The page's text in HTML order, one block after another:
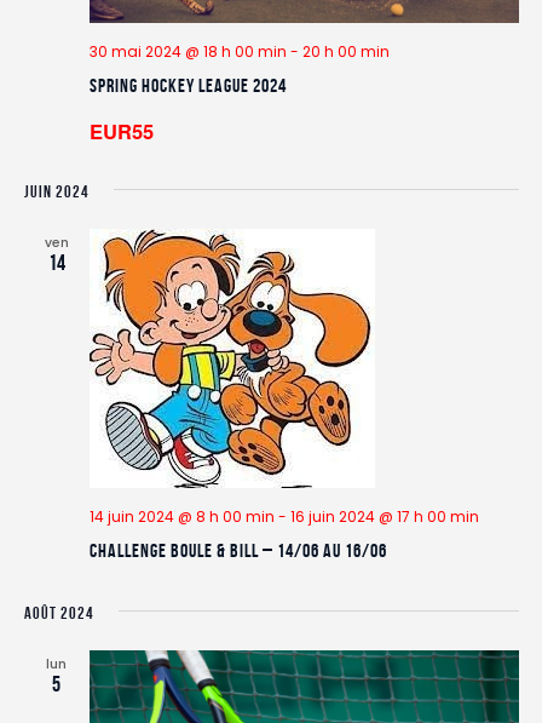
Spring Hockey League 2024
30 mai 2024 @ 18 h 00 min - 20 h 00 min
EUR55
JUIN 2024
ven
14
Challenge Boule & Bill – 14/06 au 16/06
14 juin 2024 @ 8 h 00 min - 16 juin 2024 @ 17 h 00 min
AOÛT 2024
lun
5